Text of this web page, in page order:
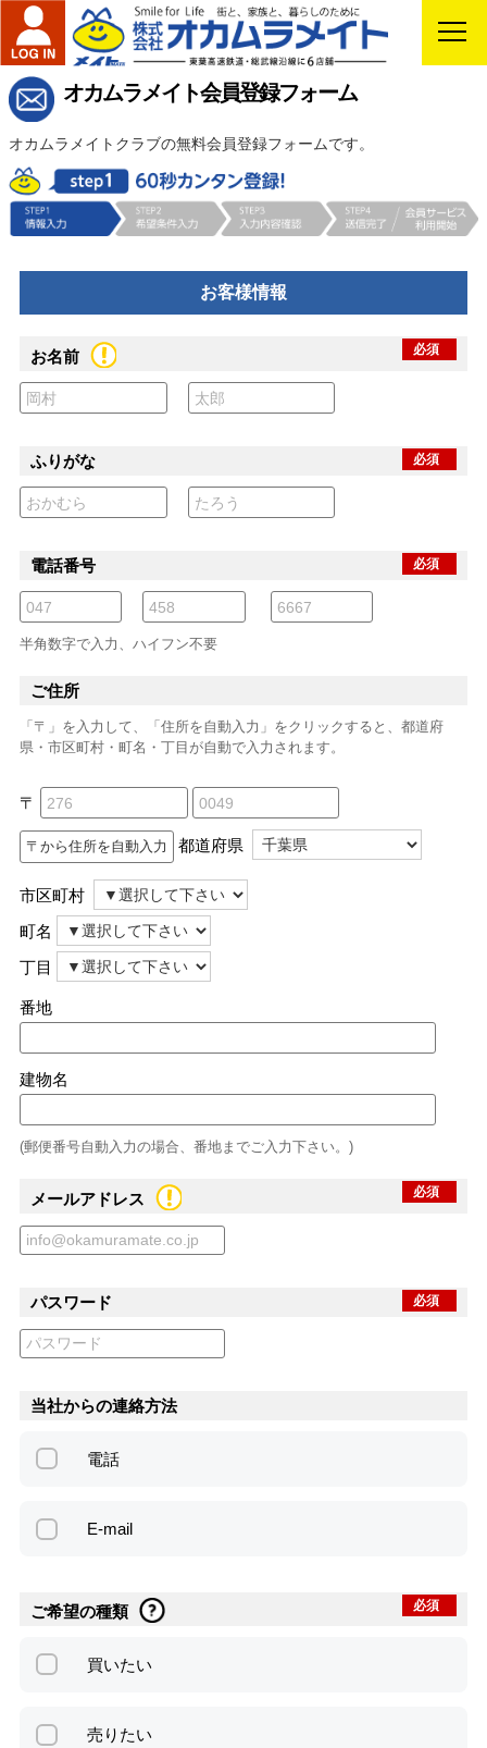
オカムラメイト会員登録フォーム
オカムラメイトクラブの無料会員登録フォームです。
お客様情報
お名前 必須
ふりがな 必須
電話番号 必須
半角数字で入力、ハイフン不要
ご住所
「〒」を入力して、「住所を自動入力」をクリックすると、都道府
県・市区町村・町名・丁目が自動で入力されます。
〒
都道府県
市区町村
町名
丁目
番地
建物名
(郵便番号自動入力の場合、番地までご入力下さい。)
メールアドレス 必須
パスワード 必須
当社からの連絡方法
電話
E-mail
ご希望の種類 必須
買いたい
売りたい